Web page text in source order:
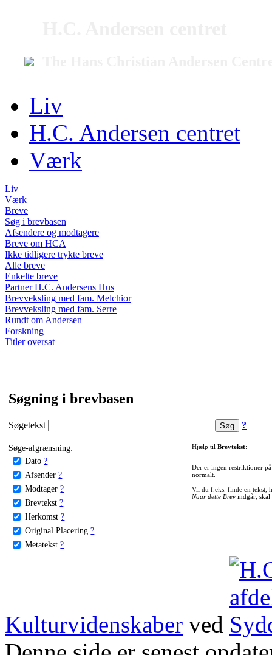
Liv
H.C. Andersen centret
Værk
Liv
Værk
Breve
Søg i brevbasen
Afsendere og modtagere
Breve om HCA
Ikke tidligere trykte breve
Alle breve
Enkelte breve
Partner H.C. Andersens Hus
Brevveksling med fam. Melchior
Brevveksling med fam. Serre
Rundt om Andersen
Forskning
Titler oversat
Søgning i brevbasen
Søgetekst ?
Søge-afgrænsning:
Dato ?
Afsender ?
Modtager ?
Brevtekst ?
Herkomst ?
Original Placering ?
Metatekst ?
Hjælp til Brevtekst:
Der er ingen restriktioner
normalt.
Vil du f.eks. finde en tekst,
Naar dette Brevindgår, skal
Kulturvidenskaber ved